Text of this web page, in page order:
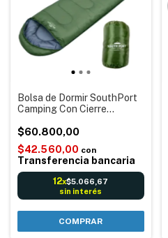
Bolsa de Dormir SouthPort
Camping Con Cierre
Córdoba Envíos
$60.800,00
$42.560,00 con
Transferencia bancaria
12x$5.066,67
sin interés